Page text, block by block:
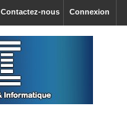
Connexion
Contactez-nous